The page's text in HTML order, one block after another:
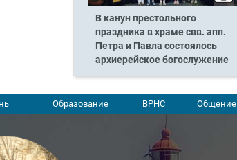
В канун престольного
праздника в храме свв. апп.
Петра и Павла состоялось
архиерейское богослужение
Образование ВРНС Общение